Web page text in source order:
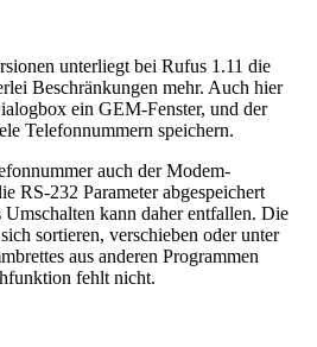
unterliegt bei Rufus 1.11 die
Beschränkungen mehr. Auch hier
ein GEM-Fenster, und der
Telefonnummern speichern.
auch der Modem-
RS-232 Parameter abgespeichert
kann daher entfallen. Die
sortieren, verschieben oder unter
aus anderen Programmen
fehlt nicht.